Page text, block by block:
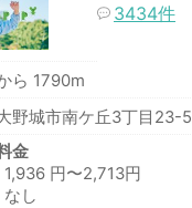
3434件
ら 1790m
野城市南ケ丘3丁目23-5
金
円〜2,713円
し